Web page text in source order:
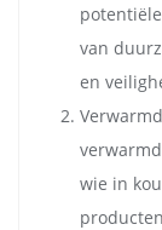
van
en
wie in